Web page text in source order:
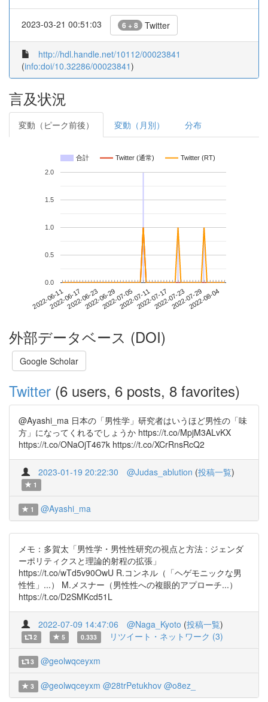
2023-03-21 00:51:03 6 + 8 Twitter
http://hdl.handle.net/10112/00023841
(info:doi/10.32286/00023841)
言及状況
変動（ピーク前後） 変動（月別） 分布
合計 Twitter (通常) Twitter (RT)
2022-06-112022-06-172022-06-232022-06-292022-07-052022-07-112022-07-172022-07-232022-07-292022-08-04
0.0
0.5
1.0
1.5
2.0
外部データベース (DOI)
Google Scholar
Twitter (6 users, 6 posts, 8 favorites)
@Ayashi_ma 日本の「男性学」研究者はいうほど男性の「味
方」になってくれるでしょうか https://t.co/MpjM3ALvKX
https://t.co/ONaOjT467k https://t.co/XCrRnsRcQ2
2023-01-19 20:22:30 @Judas_ablution (投稿一覧)
1
1 @Ayashi_ma
メモ：多賀太「男性学・男性性研究の視点と方法 : ジェンダ
ーポリティクスと理論的射程の拡張」
https://t.co/wTd5v90OwU R.コンネル（「ヘゲモニックな男
性性」...） M.メスナー（男性性への複眼的アプローチ...）
https://t.co/D2SMKcd51L
2022-07-09 14:47:06 @Naga_Kyoto (投稿一覧)
2 5 0.333 リツイート・ネットワーク (3)
3 @geolwqceyxm
3 @geolwqceyxm @28trPetukhov @o8ez_